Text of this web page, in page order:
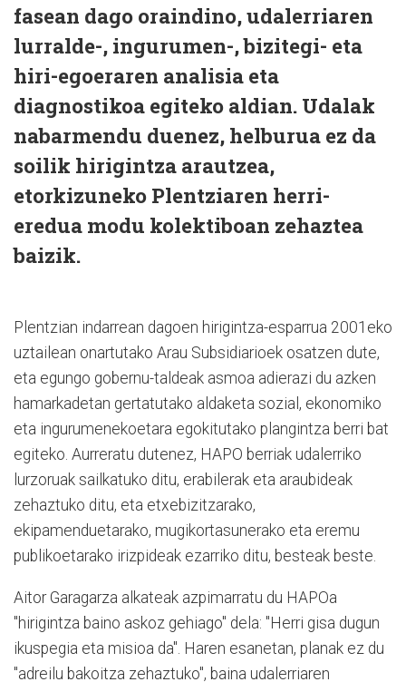
fasean dago oraindino, udalerriaren
lurralde-, ingurumen-, bizitegi- eta
hiri-egoeraren analisia eta
diagnostikoa egiteko aldian. Udalak
nabarmendu duenez, helburua ez da
soilik hirigintza arautzea,
etorkizuneko Plentziaren herri-
eredua modu kolektiboan zehaztea
baizik.
Plentzian indarrean dagoen hirigintza-esparrua 2001eko
uztailean onartutako Arau Subsidiarioek osatzen dute,
eta egungo gobernu-taldeak asmoa adierazi du azken
hamarkadetan gertatutako aldaketa sozial, ekonomiko
eta ingurumenekoetara egokitutako plangintza berri bat
egiteko. Aurreratu dutenez, HAPO berriak udalerriko
lurzoruak sailkatuko ditu, erabilerak eta araubideak
zehaztuko ditu, eta etxebizitzarako,
ekipamenduetarako, mugikortasunerako eta eremu
publikoetarako irizpideak ezarriko ditu, besteak beste.
Aitor Garagarza alkateak azpimarratu du HAPOa
"hirigintza baino askoz gehiago" dela: "Herri gisa dugun
ikuspegia eta misioa da". Haren esanetan, planak ez du
"adreilu bakoitza zehaztuko", baina udalerriaren